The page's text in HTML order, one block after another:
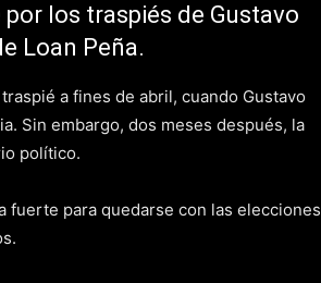
los traspiés de Gustavo
Loan Peña.
a fines de abril, cuando Gustavo
Sin embargo, dos meses después, la
político.
fuerte para quedarse con las elecciones